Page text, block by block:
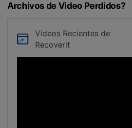
Archivos de Video Perdidos?
Vídeos Recientes de
Recoverit